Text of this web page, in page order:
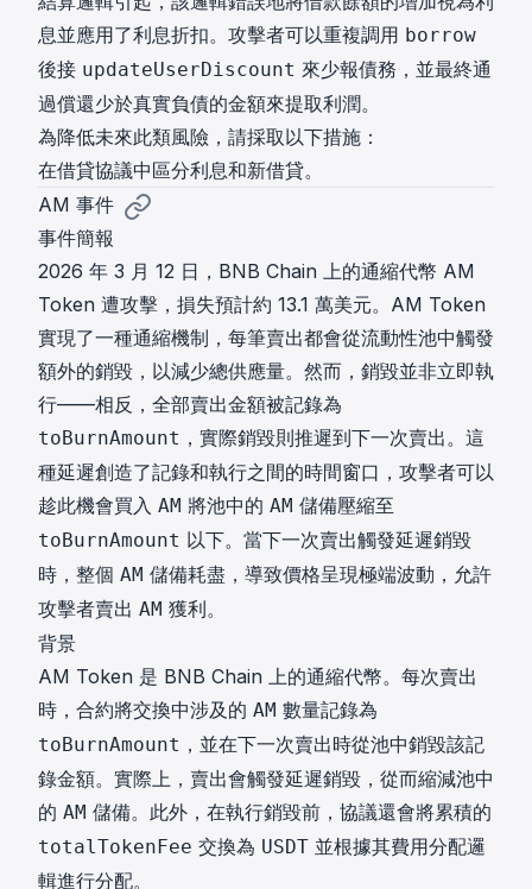
息並應用了利息折扣。攻擊者可以重複調用 borrow
後接 updateUserDiscount 來少報債務，並最終通
過償還少於真實負債的金額來提取利潤。
為降低未來此類風險，請採取以下措施：
在借貸協議中區分利息和新借貸。
AM 事件
事件簡報
2026 年 3 月 12 日，BNB Chain 上的通縮代幣 AM
Token 遭攻擊，損失預計約 13.1 萬美元。AM Token
實現了一種通縮機制，每筆賣出都會從流動性池中觸發
額外的銷毀，以減少總供應量。然而，銷毀並非立即執
行——相反，全部賣出金額被記錄為
toBurnAmount ，實際銷毀則推遲到下一次賣出。這
種延遲創造了記錄和執行之間的時間窗口，攻擊者可以
趁此機會買入 AM 將池中的 AM 儲備壓縮至
toBurnAmount 以下。當下一次賣出觸發延遲銷毀
時，整個 AM 儲備耗盡，導致價格呈現極端波動，允許
攻擊者賣出 AM 獲利。
背景
AM Token 是 BNB Chain 上的通縮代幣。每次賣出
時，合約將交換中涉及的 AM 數量記錄為
toBurnAmount ，並在下一次賣出時從池中銷毀該記
錄金額。實際上，賣出會觸發延遲銷毀，從而縮減池中
的 AM 儲備。此外，在執行銷毀前，協議還會將累積的
totalTokenFee 交換為 USDT 並根據其費用分配邏
輯進行分配。